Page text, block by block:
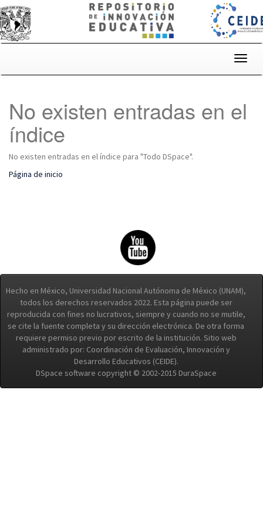
No existen entradas en el
índice
No existen entradas en el índice para "Todo DSpace".
Página de inicio
Hecho en México, Universidad Nacional Autónoma de México (UNAM),
todos los derechos reservados 2022. Esta página puede ser
reproducida con fines no lucrativos, siempre y cuando no se mutile,
se cite la fuente completa y su dirección electrónica. De otra forma
requiere permiso previo por escrito de la institución. Sitio web
administrado por: Coordinación de Evaluación, Innovación y
Desarrollo Educativos (CEIDE).
DSpace software copyright © 2002-2015 DuraSpace